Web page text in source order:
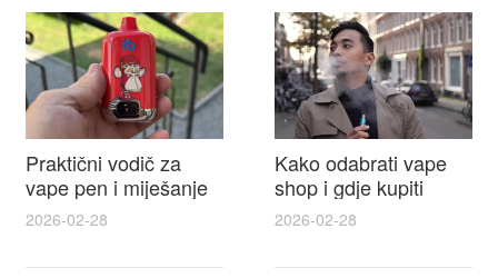
Praktični vodič za
vape pen i miješanje
e tekućina za sigurnije
punjenje i bolje okuse
2026-02-28
Kako odabrati vape
shop i gdje kupiti
Disposable Vapes uz
najbolje cijene
2026-02-28